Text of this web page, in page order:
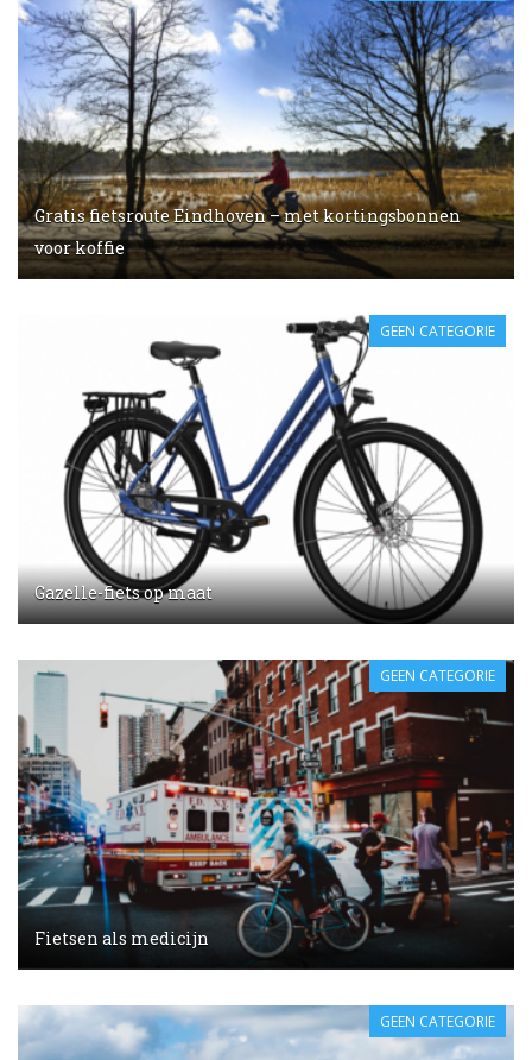
Gratis fietsroute Eindhoven – met kortingsbonnen
voor koffie
Gazelle-fiets op maat
GEEN CATEGORIE
Fietsen als medicijn
GEEN CATEGORIE
GEEN CATEGORIE